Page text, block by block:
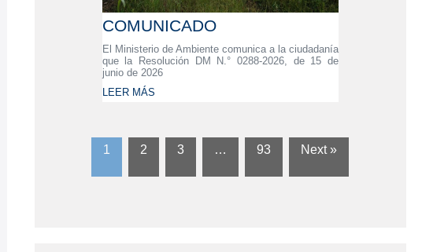
COMUNICADO
El Ministerio de Ambiente comunica a la ciudadanía
que la Resolución DM N.° 0288-2026, de 15 de
junio de 2026
LEER MÁS
1 2 3 … 93 Next »